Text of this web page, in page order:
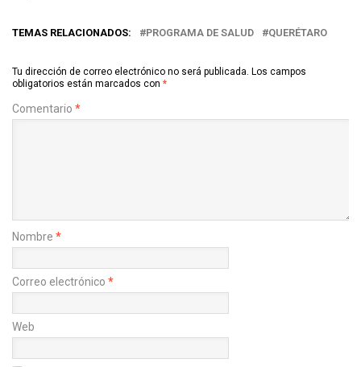
TEMAS RELACIONADOS: PROGRAMA DE SALUD QUERÉTARO
Tu dirección de correo electrónico no será publicada. Los campos
obligatorios están marcados con *
Comentario *
Nombre *
Correo electrónico *
Web